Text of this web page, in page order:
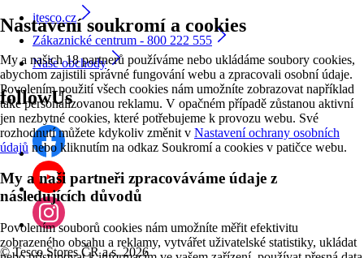
Nastavení soukromí a cookies
My a našich 18 partnerů používáme nebo ukládáme soubory cookies,
abychom zajistili správné fungování webu a zpracovali osobní údaje.
Povolením použití všech cookies nám umožníte zobrazovat například
také personalizovanou reklamu. V opačném případě zůstanou aktivní
jen nezbytné cookies, které potřebujeme k provozu webu. Své
rozhodnutí můžete kdykoliv změnit v Nastavení ochrany osobních
údajů nebo kliknutím na odkaz Soukromí a cookies v patičce webu.
My a naši partneři zpracováváme údaje z
následujících důvodů
Povolením souborů cookies nám umožníte měřit efektivitu
zobrazeného obsahu a reklamy, vytvářet uživatelské statistiky, ukládat
itesco.cz
Zákaznické centrum - 800 222 555
Naše obchody
followUs
©Tesco Stores ČR a.s. 2026